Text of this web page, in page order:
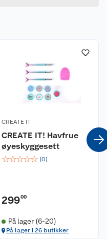
CREATE IT
CREATE IT! Havfrue
øyeskyggesett
☆☆☆☆☆ (0)
29900
På lager (6-20)
På lager i 26 butikker